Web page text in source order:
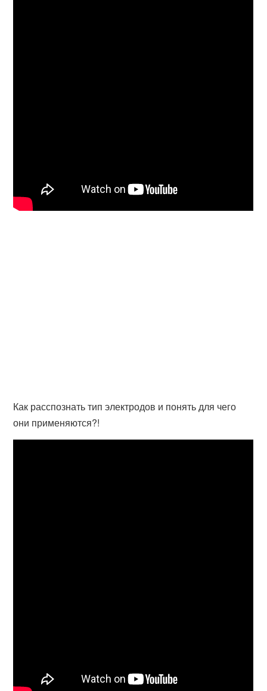
Как расспознать тип электродов и понять для чего
они применяются?!